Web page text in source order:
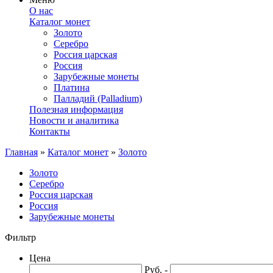
О нас
Каталог монет
Золото
Серебро
Россия царская
Россия
Зарубежные монеты
Платина
Палладий (Palladium)
Полезная информация
Новости и аналитика
Контакты
Главная » Каталог монет » Золото
Золото
Серебро
Россия царская
Россия
Зарубежные монеты
Фильтр
Цена
Руб. -